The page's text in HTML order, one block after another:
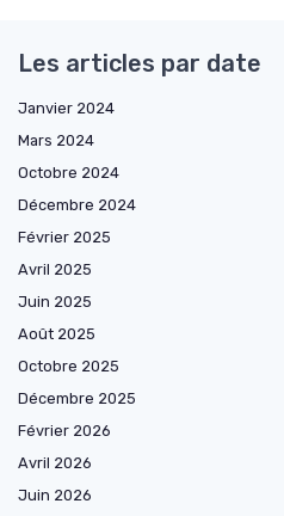
Les articles par date
Janvier 2024
Mars 2024
Octobre 2024
Décembre 2024
Février 2025
Avril 2025
Juin 2025
Août 2025
Octobre 2025
Décembre 2025
Février 2026
Avril 2026
Juin 2026